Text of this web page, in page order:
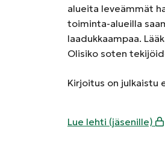
alueita leveämmät
toiminta-alueilla
laadukkaampaa.
Olisiko soten
Kirjoitus on julkaistu
Lue lehti (jäsenille)